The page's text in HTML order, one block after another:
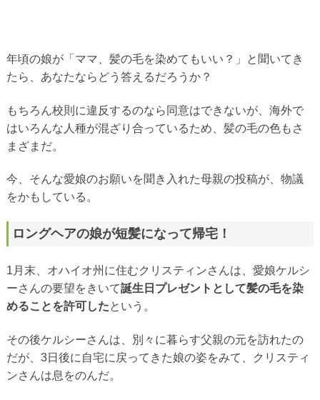
年頃の娘が「ママ、髪の毛を染めてもいい？」と聞いてき
たら、あなたならどう答えるだろうか？
もちろん校則に違反するのなら同意はできないが、海外で
はいろんな人種が混ざり合っているため、髪の毛の色もさ
まざまだ。
今、そんな愛娘のお願いを聞き入れた母親の投稿が、物議
をかもしている。
ロングヘアの娘が短髪になって帰宅！
1月末、オハイオ州に住むクリスティンさんは、愛娘ケルシ
ーさんの要望をきいて誕生日プレゼントとして髪の毛を染
めることを許可したという。
その後ケルシーさんは、別々に暮らす父親の元を訪れたの
だが、3日後に自宅に戻ってきた娘の姿をみて、クリスティ
ンさんは息をのんだ。